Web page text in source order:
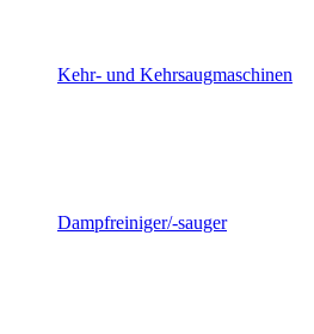
Kehr- und Kehrsaugmaschinen
Dampfreiniger/-sauger